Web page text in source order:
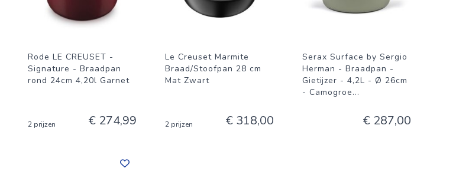
Rode LE CREUSET -
Signature - Braadpan
rond 24cm 4,20l Garnet
2 prijzen € 274,99
Le Creuset Marmite
Braad/Stoofpan 28 cm
Mat Zwart
2 prijzen € 318,00
Serax Surface by Sergio
Herman - Braadpan -
Gietijzer - 4,2L - Ø 26cm
- Camogroe...
€ 287,00